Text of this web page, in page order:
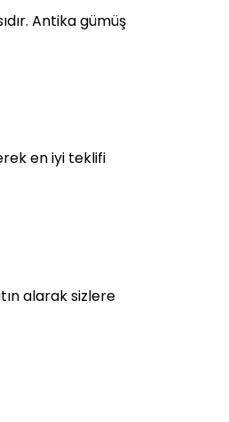
Antika gümüş
en iyi teklifi
alarak sizlere